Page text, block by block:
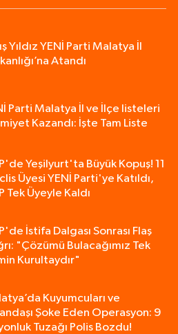
Yıldız YENİ Parti Malatya İl
Atandı
Parti Malatya İl ve İlçe listeleri
Kazandı: İşte Tam Liste
Yeşilyurt'ta Büyük Kopuş! 11
Üyesi YENİ Parti'ye Katıldı,
Tek Üyeyle Kaldı
İstifa Dalgası Sonrası Flaş
"Çözümü Bulacağımız Tek
Kurultaydır"
Kuyumcuları ve
Şoke Eden Operasyon: 9
Tuzağı Polis Bozdu!